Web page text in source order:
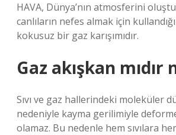
HAVA, Dünya’nın atmosferini
canlıların nefes almak için
kokusuz bir gaz karışımıdır.
Gaz akışkan mıdır
Sıvı ve gaz hallerindeki moleküler
nedeniyle kayma gerilimiyle
olamaz. Bu nedenle hem sıvılara